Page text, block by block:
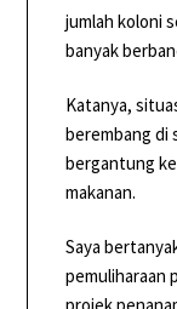
jumlah koloni
banyak
Katanya,
berembang di
bergantung
makanan.
Saya
pemuliharaan